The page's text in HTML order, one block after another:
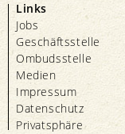
Links
Jobs
Geschäftsstelle
Ombudsstelle
Medien
Impressum
Datenschutz
Privatsphäre